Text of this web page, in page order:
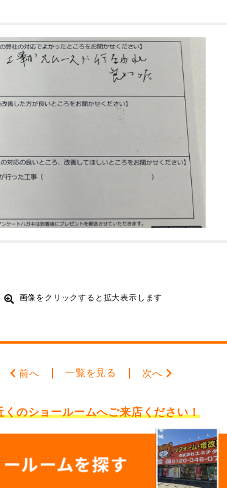
画像をクリックすると拡大表示します
前へ 一覧を見る 次へ
くのショールームへご来店ください！